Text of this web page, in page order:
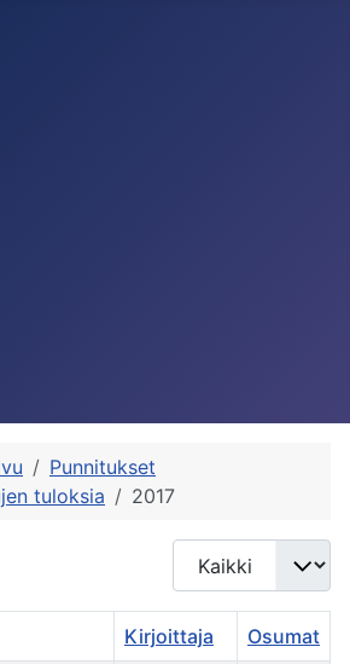
Punnitukset
tuloksia
2017
Näyttö #
Kirjoittaja Osumat